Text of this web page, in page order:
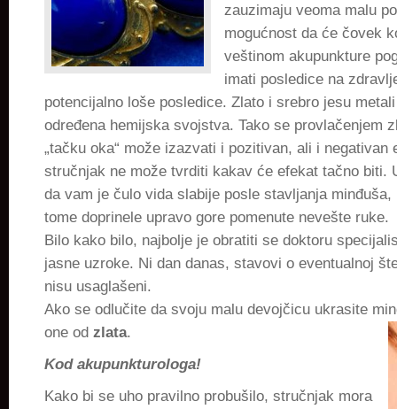
zauzimaju veoma malu
mogućnost da će čovek
veštinom akupunkture
imati posledice na
potencijalno loše posledice. Zlato i srebro jesu
određena hemijska svojstva. Tako se provlačenjem
„tačku oka“ može izazvati i pozitivan, ali i negativan
stručnjak ne može tvrditi kakav će efekat tačno biti.
da vam je čulo vida slabije posle stavljanja minđuša,
tome doprinele upravo gore pomenute nevešte ruke.
Bilo kako bilo, najbolje je obratiti se doktoru
jasne uzroke. Ni dan danas, stavovi o eventualnoj
nisu usaglašeni.
Ako se odlučite da svoju malu devojčicu ukrasite
one od zlata.
Kod akupunkturologa!
Kako bi se uho pravilno probušilo, stručnjak mora